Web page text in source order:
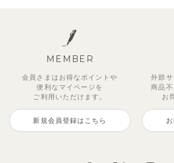
MEMBER
会員さまはお得なポイントや
便利な マイページを
ご利用いただけます。
新規会員登録はこちら
外部
商品
お